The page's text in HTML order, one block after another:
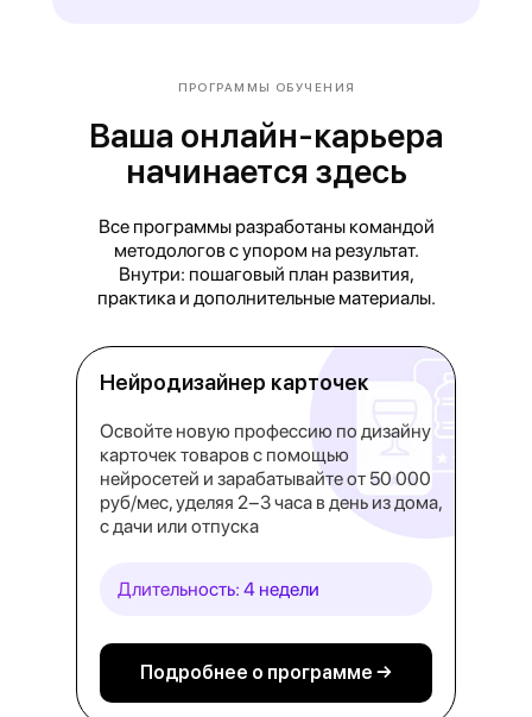
ПРОГРАММЫ ОБУЧЕНИЯ
Ваша онлайн-карьера
начинается здесь
Все программы разработаны командой
методологов с упором на результат.
Внутри: пошаговый план развития,
практика и дополнительные материалы.
Нейродизайнер карточек
Подробнее о программе →
Освойте новую профессию по дизайну
карточек товаров с помощью
нейросетей и зарабатывайте от 50 000
руб/мес, уделяя 2−3 часа в день из дома,
с дачи или отпуска
Длительность: 4 недели